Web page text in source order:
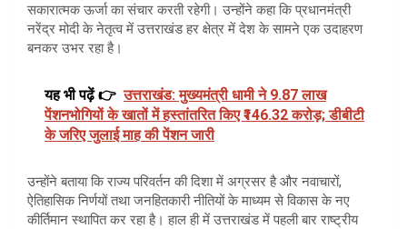
सकारात्मक ऊर्जा का संचार करती रहेगी। उन्होंने कहा कि प्रधानमंत्री
नरेंद्र मोदी के नेतृत्व में उत्तराखंड हर क्षेत्र में देश के सामने एक उदाहरण
बनकर उभर रहा है।
यह भी पढ़ें 👉 उत्तराखंड: मुख्यमंत्री धामी ने 9.87 लाख
पेंशनभोगियों के खातों में हस्तांतरित किए ₹146.32 करोड़; डीबीटी
के जरिए जुलाई माह की पेंशन जारी
उन्होंने बताया कि राज्य परिवर्तन की दिशा में अग्रसर है और नवाचारों,
ऐतिहासिक निर्णयों तथा जनहितकारी नीतियों के माध्यम से विकास के नए
कीर्तिमान स्थापित कर रहा है। हाल ही में उत्तराखंड में पहली बार राष्ट्रीय